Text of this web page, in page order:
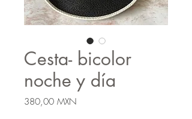
Cesta- bicolor
noche y día
380,00 MXN